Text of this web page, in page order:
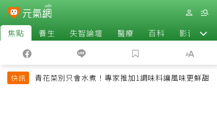
焦點 養生 失智論壇 醫療 百科 影音
快訊 青花菜別只會水煮！專家推加1調味料讓風味更鮮甜